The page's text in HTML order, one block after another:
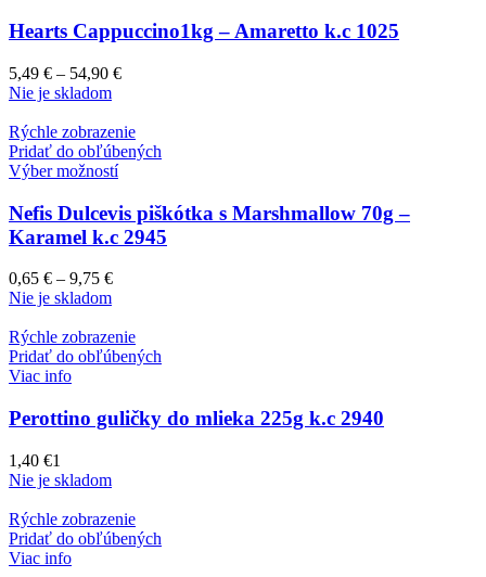
Hearts Cappuccino1kg – Amaretto k.c 1025
5,49 € – 54,90 €
Nie je skladom
Rýchle zobrazenie
Pridať do obľúbených
Výber možností
Nefis Dulcevis piškótka s Marshmallow 70g –
Karamel k.c 2945
0,65 € – 9,75 €
Nie je skladom
Rýchle zobrazenie
Pridať do obľúbených
Viac info
Perottino guličky do mlieka 225g k.c 2940
1,40 €1
Nie je skladom
Rýchle zobrazenie
Pridať do obľúbených
Viac info